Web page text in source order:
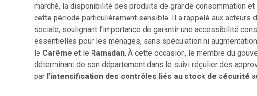
marché, la disponibilité des produits de grande consommation et
cette période particulièrement sensible. Il a rappelé aux acteurs
sociale, soulignant l’importance de garantir une accessibilité
essentielles pour les ménages, sans spéculation ni
le Carême et le Ramadan. À cette occasion, le membre du
déterminant de son département dans le suivi régulier des
par l’intensification des contrôles liés au stock de sécurité